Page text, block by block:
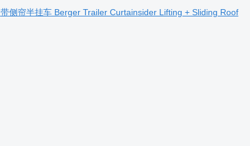
带侧帘半挂车 Berger Trailer Curtainsider Lifting + Sliding Roof